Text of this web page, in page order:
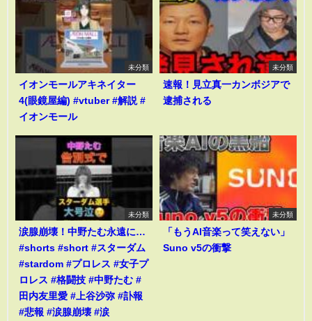
未分類
イオンモールアキネイター
4(眼鏡屋編) #vtuber #解説 #
イオンモール
未分類
速報！見立真一カンボジアで
逮捕される
未分類
涙腺崩壊！中野たむ永遠に…
#shorts #short #スターダム
#stardom #プロレス #女子プ
ロレス #格闘技 #中野たむ #
田内友里愛 #上谷沙弥 #訃報
#悲報 #涙腺崩壊 #涙
未分類
「もうAI音楽って笑えない」
Suno v5の衝撃